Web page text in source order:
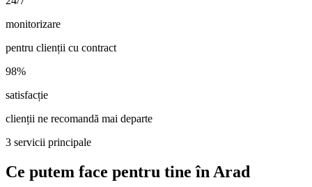
monitorizare
pentru clienții cu contract
98%
satisfacție
clienții ne recomandă mai departe
3 servicii principale
Ce putem face pentru tine în Arad